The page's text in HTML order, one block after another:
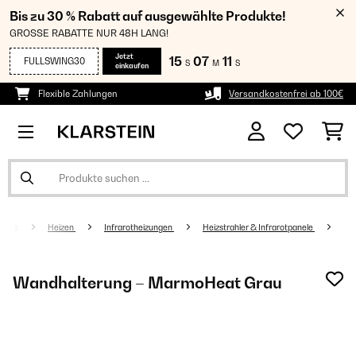
Bis zu 30 % Rabatt auf ausgewählte Produkte!
GROSSE RABATTE NUR 48H LANG!
FULLSWING30
Jetzt
einkaufen
15 S 07 M 09
Flexible Zahlungen Versandkostenfrei ab 100€
Heizen Infrarotheizungen Heizstrahler & Infrarotpanele
Wandhalterung – MarmoHeat Grau